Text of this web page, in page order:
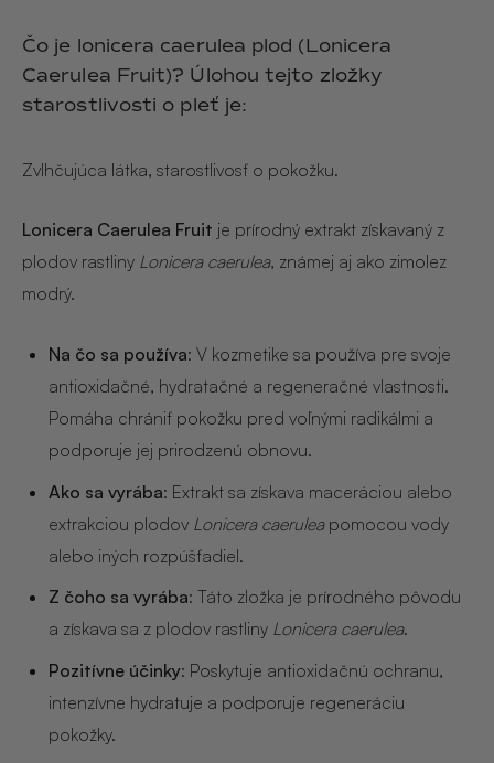
Čo je lonicera caerulea plod (Lonicera
Caerulea Fruit)? Úlohou tejto zložky
starostlivosti o pleť je:
Zvlhčujúca látka, starostlivosť o pokožku.
Lonicera Caerulea Fruit je prírodný extrakt získavaný z
plodov rastliny Lonicera caerulea, známej aj ako zimolez
modrý.
Na čo sa používa: V kozmetike sa používa pre svoje
antioxidačné, hydratačné a regeneračné vlastnosti.
Pomáha chrániť pokožku pred voľnými radikálmi a
podporuje jej prirodzenú obnovu.
Ako sa vyrába: Extrakt sa získava maceráciou alebo
extrakciou plodov Lonicera caeruleapomocou vody
alebo iných rozpúšťadiel.
Z čoho sa vyrába: Táto zložka je prírodného pôvodu
a získava sa z plodov rastliny Lonicera caerulea.
Pozitívne účinky: Poskytuje antioxidačnú ochranu,
intenzívne hydratuje a podporuje regeneráciu
pokožky.
€29,90 €24,90
MUCUMU
€24,90 €38,90
MUCUMU
Hair & Body Mist
L´AMOUR
MUCUMU
Hand Cream Serum
Hand Cream Serum
Nail Oil
L'AMOUR
ROUGE
CASHMERE
NOIX
ANGĒLIQUE